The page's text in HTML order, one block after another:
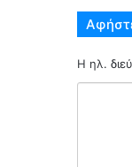
Η ηλ.